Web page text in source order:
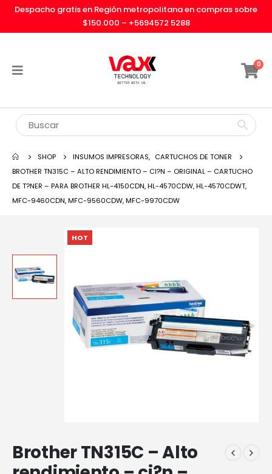
Despacho gratis en Región metropolitana en compras sobre
$150.000 – +5694572 5288
0
SHOP INSUMOS IMPRESORAS, CARTUCHOS DE TONER
BROTHER TN315C – ALTO RENDIMIENTO – CI?N – ORIGINAL – CARTUCHO
DE T?NER – PARA BROTHER HL-4150CDN, HL-4570CDW, HL-4570CDWT,
MFC-9460CDN, MFC-9560CDW, MFC-9970CDW
HOT
Brother TN315C – Alto